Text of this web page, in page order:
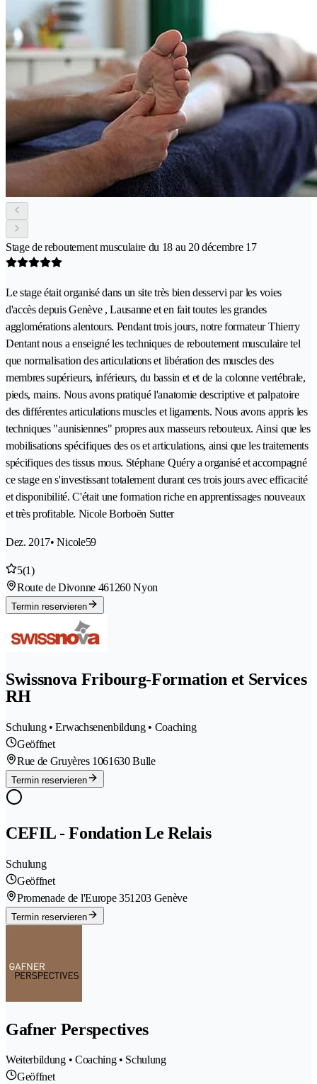
Stage de reboutement musculaire du 18 au 20 décembre 17
Le stage était organisé dans un site très bien desservi par les voies
d'accès depuis Genève , Lausanne et en fait toutes les grandes
agglomérations alentours. Pendant trois jours, notre formateur Thierry
Dentant nous a enseigné les techniques de reboutement musculaire tel
que normalisation des articulations et libération des muscles des
membres supérieurs, inférieurs, du bassin et et de la colonne vertébrale,
pieds, mains. Nous avons pratiqué l'anatomie descriptive et palpatoire
des différentes articulations muscles et ligaments. Nous avons appris les
techniques "aunisiennes" propres aux masseurs rebouteux. Ainsi que les
mobilisations spécifiques des os et articulations, ainsi que les traitements
spécifiques des tissus mous. Stéphane Quéry a organisé et accompagné
ce stage en s'investissant totalement durant ces trois jours avec efficacité
et disponibilité. C'était une formation riche en apprentissages nouveaux
et très profitable. Nicole Borboën Sutter
Dez. 2017• Nicole59
5(1)
Route de Divonne 461260 Nyon
Termin reservieren
Swissnova Fribourg-Formation et Services
RH
Schulung • Erwachsenenbildung • Coaching
Geöffnet
Rue de Gruyères 1061630 Bulle
Termin reservieren
CEFIL - Fondation Le Relais
Schulung
Geöffnet
Promenade de l'Europe 351203 Genève
Termin reservieren
Gafner Perspectives
Weiterbildung • Coaching • Schulung
Geöffnet